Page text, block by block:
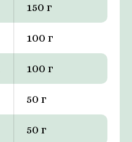
150 г
100 г
100 г
50 г
50 г